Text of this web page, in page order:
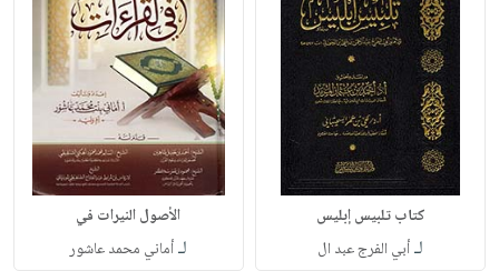
كتاب تلبيس إبليس
لـأبي الفرج عبد ال
الأصول النيرات في
لـأماني محمد عاشور